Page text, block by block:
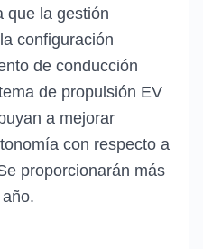
que la gestión
configuración
de conducción
de propulsión EV
a mejorar
con respecto a
proporcionarán más